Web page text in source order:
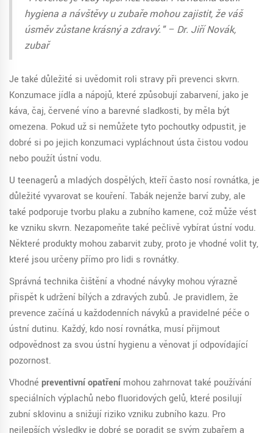
hygiena a návštěvy u zubaře mohou zajistit, že váš
úsměv zůstane krásný a zdravý." – Dr. Jiří Novák,
zubař
Je také důležité si uvědomit roli stravy při prevenci skvrn.
Konzumace jídla a nápojů, které způsobují zabarvení, jako je
káva, čaj, červené víno a barevné sladkosti, by měla být
omezena. Pokud už si nemůžete tyto pochoutky odpustit, je
dobré si po jejich konzumaci vypláchnout ústa čistou vodou
nebo použít ústní vodu.
U teenagerů a mladých dospělých, kteří často nosí rovnátka, je
důležité vyvarovat se kouření. Tabák nejenže barví zuby, ale
také podporuje tvorbu plaku a zubního kamene, což může vést
ke vzniku skvrn. Nezapomeňte také pečlivě vybírat ústní vodu.
Některé produkty mohou zabarvit zuby, proto je vhodné volit ty,
které jsou určeny přímo pro lidi s rovnátky.
Správná technika čištění a vhodné návyky mohou výrazně
přispět k udržení bílých a zdravých zubů. Je pravidlem, že
prevence začíná u každodenních návyků a pravidelné péče o
ústní dutinu. Každý, kdo nosí rovnátka, musí přijmout
odpovědnost za svou ústní hygienu a věnovat jí odpovídající
pozornost.
Vhodné preventivní opatření mohou zahrnovat také používání
speciálních výplachů nebo fluoridových gelů, které posilují
zubní sklovinu a snižují riziko vzniku zubního kazu. Pro